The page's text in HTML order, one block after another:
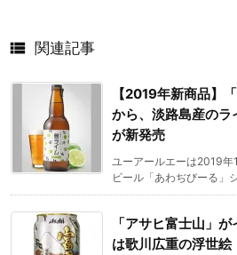
 関連記事
【2019年新商品】
から、淡路島産のラ
が新発売
ユーアールエーは2019年
ビール「あわぢびーる」
「アサヒ富士山」
は歌川広重の浮世絵